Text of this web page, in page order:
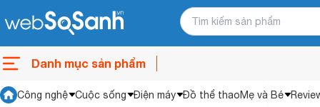
Danh mục sản phẩm
Công nghệ Cuộc sống Điện máy Đồ thể thaoMẹ và Bé